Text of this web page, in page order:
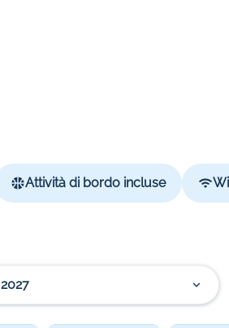
Attività di bordo incluse